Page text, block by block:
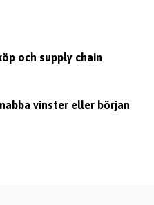
och supply chain
vinster eller början